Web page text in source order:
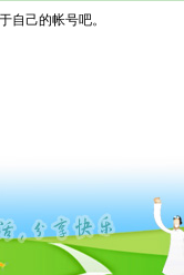
自己的帐号吧。